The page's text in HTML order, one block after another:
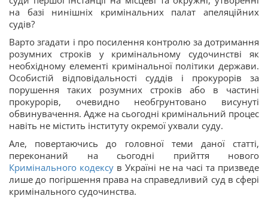
на базі нинішніх кримінальних палат апеляційних
судів?
Варто згадати і про посилення контролю за дотримання
розумних строків у кримінальному судочинстві як
необхідному елементі кримінальної політики держави.
Особистій відповідальності суддів і прокурорів за
порушення таких розумних строків або в частині
прокурорів, очевидно необгрунтовано висунуті
обвинувачення. Адже на сьогодні кримінальний процес
навіть не містить інституту окремої ухвали суду.
Але, повертаючись до головної теми даної статті,
переконаний на сьогодні прийття нового
Кримінального кодексув Україні не на часі та призведе
лише до погіршення права на справедливий суд в сфері
кримінального судочинства.